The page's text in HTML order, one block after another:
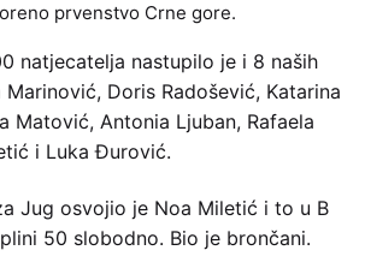
prvenstvo Crne gore.
natjecatelja nastupilo je i 8 naših
Doris Radošević, Katarina
Matović, Antonia Ljuban, Rafaela
i Luka Đurović.
Jug osvojio je Noa Miletić i to u B
50 slobodno. Bio je brončani.